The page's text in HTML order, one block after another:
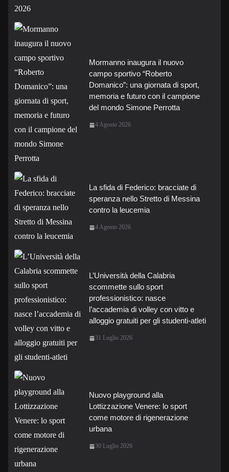
Mormanno inaugura il nuovo
campo sportivo “Roberto
Domanico”: una giornata di sport,
memoria e futuro con il campione
del mondo Simone Perrotta
4 Agosto 2026
La sfida di Federico: bracciate di
speranza nello Stretto di Messina
contro la leucemia
4 Agosto 2026
L’Università della Calabria
scommette sullo sport
professionistico: nasce
l’accademia di volley con vitto e
alloggio gratuiti per gli studenti-atleti
31 Luglio 2026
Nuovo playground alla
Lottizzazione Venere: lo sport
come motore di rigenerazione
urbana
30 Luglio 2026